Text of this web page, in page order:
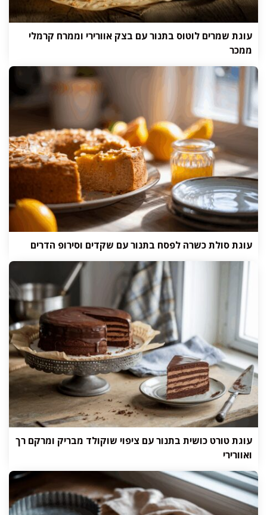
עוגת שמרים לוטוס בתנור עם בצק אוורירי וממרח קרמלי
ממכר
עוגת סולת כשרה לפסח בתנור עם שקדים וסירופ הדרים
עוגת טורט כושית בתנור עם ציפוי שוקולד מבריק ומרקם רך
ואוורירי